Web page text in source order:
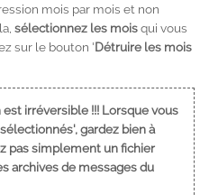
mois par mois et non
sélectionnez les moisqui vous
sur le bouton 'Détruire les mois
irréversible !!! Lorsque vous
gardez bien à
pas simplement un fichier
archives de messages du